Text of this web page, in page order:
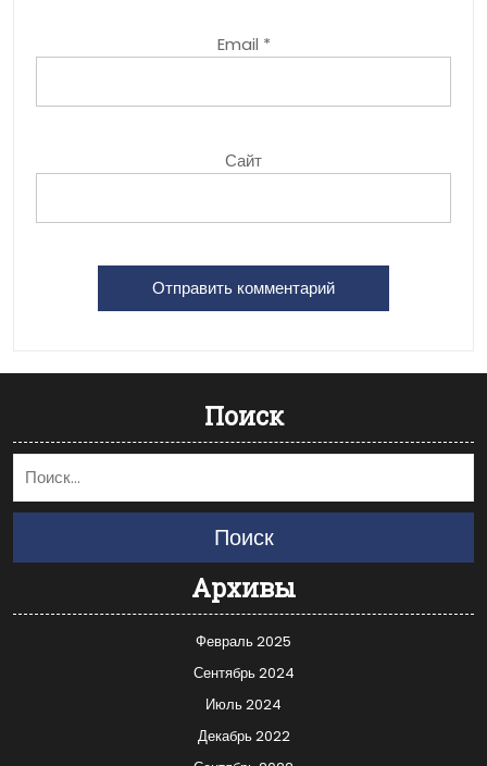
Email *
Сайт
Поиск
Поиск
Архивы
Февраль 2025
Сентябрь 2024
Июль 2024
Декабрь 2022